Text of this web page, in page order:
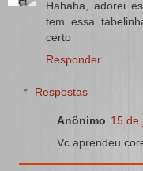
Hahaha, adorei
tem essa
certo
Responder
Respostas
Anônimo 15 de
Vc aprendeu